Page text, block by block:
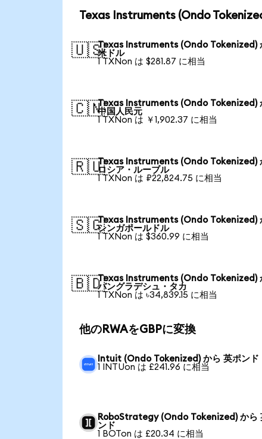
Texas Instruments (Ondo
🇺🇸Texas Instruments (Ondo Tokenized)
米ドル
1 TXNon は $281.87 に相当
🇨🇳Texas Instruments (Ondo Tokenized)
中国人民元
1 TXNon は ￥1,902.37 に相当
🇷🇺Texas Instruments (Ondo Tokenized)
ロシア・ルーブル
1 TXNon は ₽22,824.75 に相当
🇸🇬Texas Instruments (Ondo Tokenized)
シンガポールドル
1 TXNon は $360.99 に相当
🇧🇩Texas Instruments (Ondo Tokenized)
バングラデシュ・タカ
1 TXNon は ৳34,839.15 に相当
他のRWAをGBPに変換
Intuit (Ondo Tokenized) から 英ポンド
1 INTUon は £241.96 に相当
RoboStrategy (Ondo Tokenized) から
ンド
1 BOTon は £20.34 に相当